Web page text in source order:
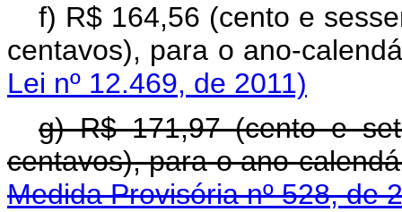
f) R$ 164,56 (cento e
centavos), para o ano-
Lei nº 12.469, de 2011)
g) R$ 171,97 (cento e
centavos), para o ano-
Medida Provisória nº 528, de